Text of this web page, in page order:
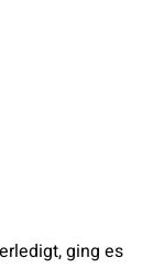
ging es